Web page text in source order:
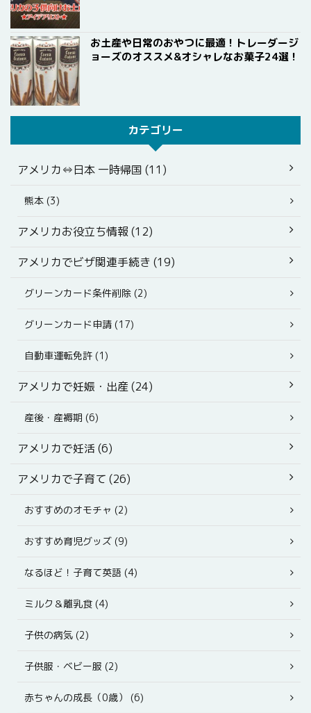
お土産や日常のおやつに最適！トレーダージ
ョーズのオススメ&オシャレなお菓子24選！
カテゴリー
アメリカ⇔日本 一時帰国 (11)
熊本 (3)
アメリカお役立ち情報 (12)
アメリカでビザ関連手続き (19)
グリーンカード条件削除 (2)
グリーンカード申請 (17)
自動車運転免許 (1)
アメリカで妊娠・出産 (24)
産後・産褥期 (6)
アメリカで妊活 (6)
アメリカで子育て (26)
おすすめのオモチャ (2)
おすすめ育児グッズ (9)
なるほど！子育て英語 (4)
ミルク＆離乳食 (4)
子供の病気 (2)
子供服・ベビー服 (2)
赤ちゃんの成長（0歳） (6)